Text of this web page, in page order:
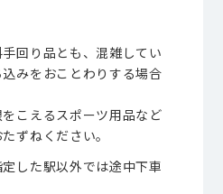
回り品とも、混雑してい
みをおことわりする場合
こえるスポーツ用品など
ずねください。
した駅以外では途中下車